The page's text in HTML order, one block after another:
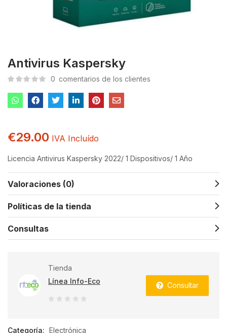
Antivirus Kaspersky
0 comentarios de los clientes
€29.00 IVA Incluído
Licencia Antivirus Kaspersky 2022/ 1 Dispositivos/ 1 Año
Valoraciones (0)
Políticas de la tienda
Consultas
Tienda
Línea Info-Eco
Consultar
Categoría: Electrónica